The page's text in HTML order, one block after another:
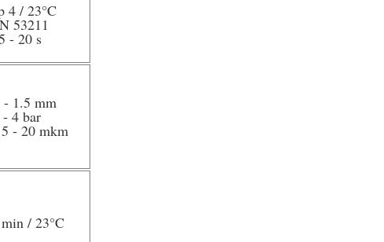
4 / 23°C
53211
- 20 s
- 1.5 mm
4 bar
- 20 mkm
/ 23°C